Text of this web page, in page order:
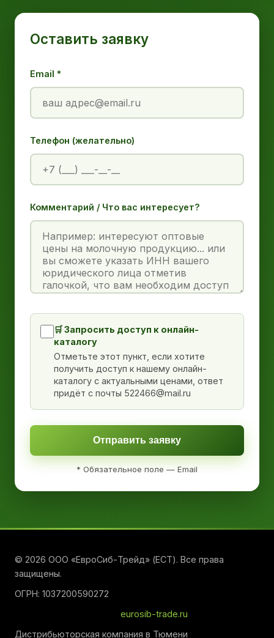
Оставить заявку
Email *
Телефон (желательно)
Комментарий / Что вас интересует?
🛒 Запросить доступ к онлайн-
каталогу
Отметьте этот пункт, если хотите
получить доступ к нашему онлайн-
каталогу с актуальными ценами, ответ
придёт с почты 522466@mail.ru
Отправить заявку
* Обязательное поле — Email
© 2026 ООО «ЕвроСиб-Трейд» (ЕСТ). Все права
защищены.
ОГРН: 1037200590272
eurosib-trade.ru
Дистрибьюторская компания в Тюмени